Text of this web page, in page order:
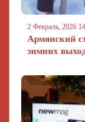
2 Февраль, 2026
Армянский
зимних